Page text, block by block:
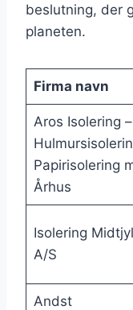
beslutning, der
planeten.
Firma navn
Aros Isolering –
Papirisolering
Århus
Isolering
A/S
Andst